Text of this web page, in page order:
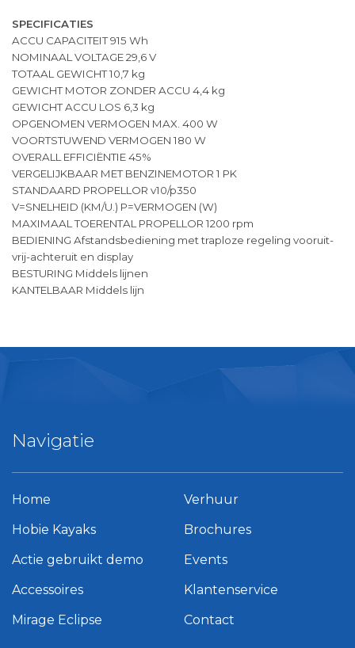
SPECIFICATIES
ACCU CAPACITEIT 915 Wh
NOMINAAL VOLTAGE 29,6 V
TOTAAL GEWICHT 10,7 kg
GEWICHT MOTOR ZONDER ACCU 4,4 kg
GEWICHT ACCU LOS 6,3 kg
OPGENOMEN VERMOGEN MAX. 400 W
VOORTSTUWEND VERMOGEN 180 W
OVERALL EFFICIËNTIE 45%
VERGELIJKBAAR MET BENZINEMOTOR 1 PK
STANDAARD PROPELLOR v10/p350
V=SNELHEID (KM/U.) P=VERMOGEN (W)
MAXIMAAL TOERENTAL PROPELLOR 1200 rpm
BEDIENING Afstandsbediening met traploze regeling vooruit-
vrij-achteruit en display
BESTURING Middels lijnen
KANTELBAAR Middels lijn
Navigatie
Home
Hobie Kayaks
Actie gebruikt demo
Accessoires
Mirage Eclipse
Verhuur
Brochures
Events
Klantenservice
Contact